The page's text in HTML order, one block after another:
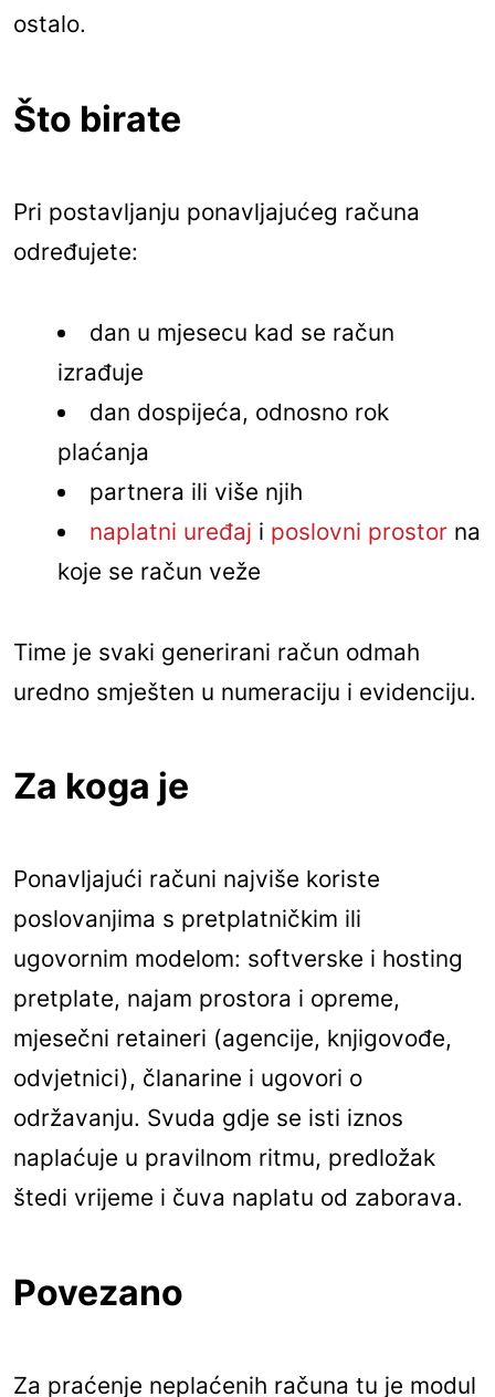
ostalo.
Što birate
Pri postavljanju ponavljajućeg računa
određujete:
dan u mjesecu kad se račun
izrađuje
dan dospijeća, odnosno rok
plaćanja
partnera ili više njih
naplatni uređaj i poslovni prostorna
koje se račun veže
Time je svaki generirani račun odmah
uredno smješten u numeraciju i evidenciju.
Za koga je
Ponavljajući računi najviše koriste
poslovanjima s pretplatničkim ili
ugovornim modelom: softverske i hosting
pretplate, najam prostora i opreme,
mjesečni retaineri (agencije, knjigovođe,
odvjetnici), članarine i ugovori o
održavanju. Svuda gdje se isti iznos
naplaćuje u pravilnom ritmu, predložak
štedi vrijeme i čuva naplatu od zaborava.
Povezano
Za praćenje neplaćenih računa tu je modul